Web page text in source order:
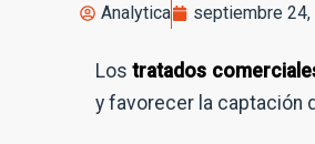
Analytica septiembre 24,
Lostratados
y favorecer la captación